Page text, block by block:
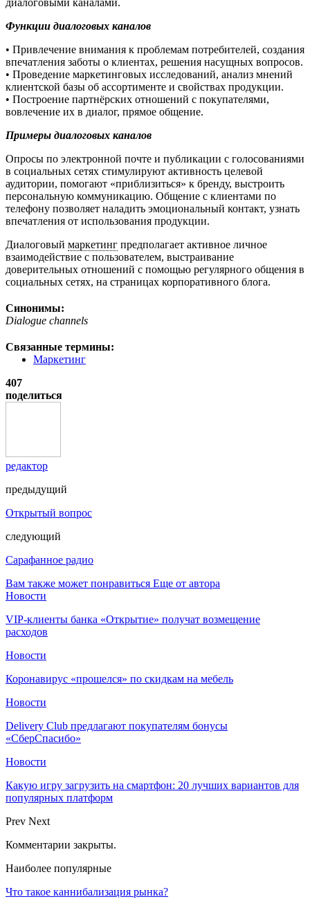
Функции диалоговых каналов
• Привлечение внимания к проблемам потребителей, создания
впечатления заботы о клиентах, решения насущных вопросов.
• Проведение маркетинговых исследований, анализ мнений
клиентской базы об ассортименте и свойствах продукции.
• Построение партнёрских отношений с покупателями,
вовлечение их в диалог, прямое общение.
Примеры диалоговых каналов
Опросы по электронной почте и публикации с голосованиями
в социальных сетях стимулируют активность целевой
аудитории, помогают «приблизиться» к бренду, выстроить
персональную коммуникацию. Общение с клиентами по
телефону позволяет наладить эмоциональный контакт, узнать
впечатления от использования продукции.
Диалоговый маркетинг предполагает активное личное
взаимодействие с пользователем, выстраивание
доверительных отношений с помощью регулярного общения в
социальных сетях, на страницах корпоративного блога.
Синонимы:
Dialogue channels
Связанные термины:
Маркетинг
407
поделиться
редактор
предыдущий
Открытый вопрос
следующий
Сарафанное радио
Вам также может понравиться Еще от автора
Новости
VIP-клиенты банка «Открытие» получат возмещение
расходов
Новости
Коронавирус «прошелся» по скидкам на мебель
Новости
Delivery Club предлагают покупателям бонусы
«СберСпасибо»
Новости
Какую игру загрузить на смартфон: 20 лучших вариантов для
популярных платформ
Prev Next
Комментарии закрыты.
Наиболее популярные
Что такое каннибализация рынка?